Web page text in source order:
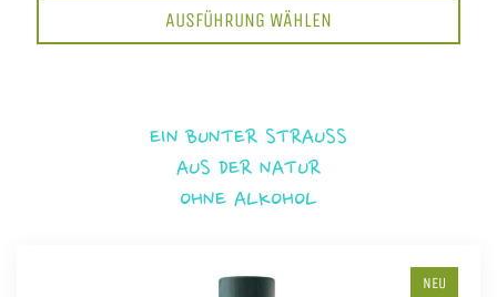
AUSFÜHRUNG WÄHLEN
EIN BUNTER STRAUSS
AUS DER NATUR
OHNE ALKOHOL
NEU